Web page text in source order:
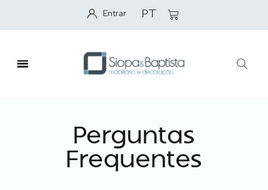
Entrar PT
Perguntas
Frequentes